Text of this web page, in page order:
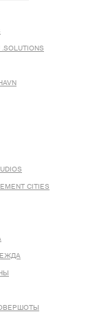
CITIES